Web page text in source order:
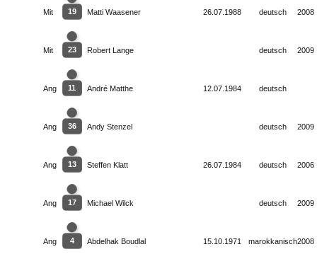
Mit 19 Matti Waasener 26.07.1988 deutsch 2008
Mit 23 Robert Lange deutsch 2009
Ang 11 André Matthe 12.07.1984 deutsch
Ang 36 Andy Stenzel deutsch 2009
Ang 13 Steffen Klatt 26.07.1984 deutsch 2006
Ang 17 Michael Wilck deutsch 2009
Ang 4 Abdelhak Boudlal 15.10.1971 marokkanisch2008